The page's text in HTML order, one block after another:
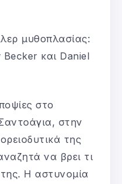
μυθοπλασίας:
και Daniel
στο
στην
της
να βρει τι
Η αστυνομία